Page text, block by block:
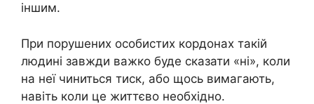
іншим.
При порушених особистих кордонах такій
людині завжди важко буде сказати «ні», коли
на неї чиниться тиск, або щось вимагають,
навіть коли це життєво необхідно.